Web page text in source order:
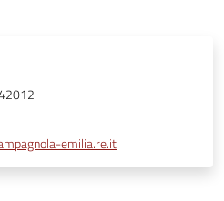
emilia.re.it